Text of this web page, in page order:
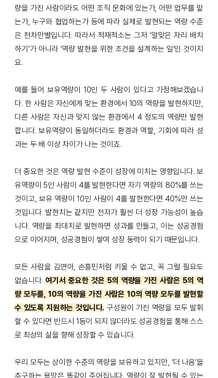
량을 가진 사람이라도 어떤 조직 문화에 있는가, 어떤 업무를 맡
는가,누구와 협업하는가 등에 따라 실제로 발현되는 역량 수준
은 천차만별입니다. 따라서 적재적소는 그저 ‘알맞은 자리 배치
하기’가 아니라‘역량 발현을 위한 조건을 설계하는 일’인 것이지
요.
예를 들어 보유역량이 10인 두 사람이 있다고 가정해보겠습니
다. 한 사람은 자신에게 맞는 환경에서 10의 역량을 발현하지만,
다른 사람은 자신과 맞지 않는 환경에서 4정도의 역량만 발현
합니다.보유역량이 동일하더라도 환경과 역할, 기회에 따라 성
과는 두 배 이상 차이가 나는 것이죠.
더 중요한 것은 역량 발현 수준이 성장에 미치는 영향입니다.보
유역량이 5인 사람이 4를 발현한다면 자기 역량의 80%를 쓰는
것이고, 보유 역량이 10인 사람이 4를 발현한다면 40%만 쓰는
것입니다. 발현치는 같지만 전자가 훨씬 더 성장 가능성이 높습
니다. 역량을 최대치로 발현하면 성과를 만들고, 이는 성공경험
으로 이어지며, 성공경험이 쌓여 성장 동력이 되기 때문입니다.
모든 사람을 김연아, 손흥민처럼 키울 수 없고,꼭 그럴 필요도
없습니다. 여기서 중요한 것은 5의 역량을 가진 사람은 5의 역
량 모두를, 10의 역량을 가진 사람은 10의 역량 모두를 발현할
수 있도록 지원하는 것입니다. 구성원이 가진 역량을 모두 발휘
할 수 있다면 반드시 1등이 되지 않더라도 성공경험을 통해 스스
로 최상의 삶을 향해 성장할 수 있습니다.
우리 모두는 상이한 수준의 역량을 보유하고 있지만, ‘더 나음’을
추구하는 욕망은 똑같이 주어집니다. 역량이 잘 발현될 수 있는